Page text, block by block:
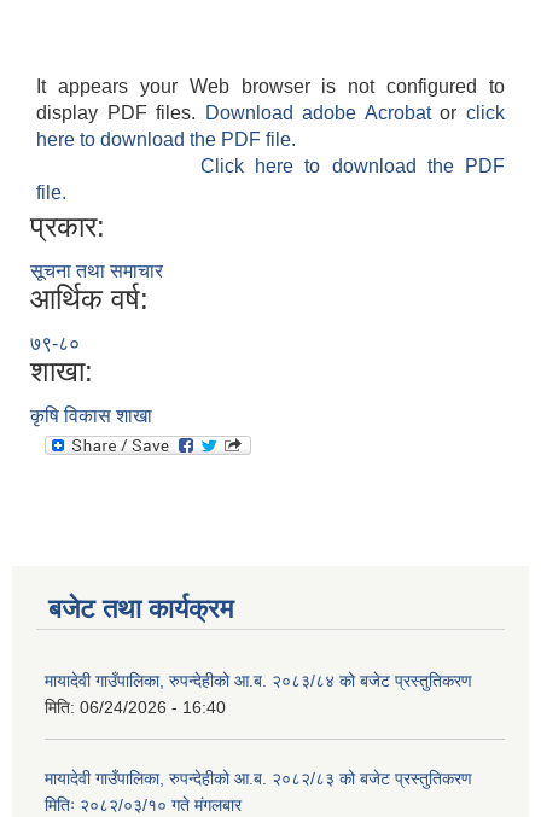
It appears your Web browser is not configured to
display PDF files.
Download adobe Acrobatorclick
here to download the PDF file.
Click here to download the PDF
file.
प्रकार:
सूचना तथा समाचार
आर्थिक वर्ष:
७९-८०
शाखा:
कृषि विकास शाखा
बजेट तथा कार्यक्रम
मायादेवी गाउँपालिका, रुपन्देहीको आ.ब. २०८३/८४ को बजेट प्रस्तुतिकरण
मिति: 06/24/2026 - 16:40
मायादेवी गाउँपालिका, रुपन्देहीको आ.ब. २०८२/८३ को बजेट प्रस्तुतिकरण
मितिः २०८२/०३/१० गते मंगलबार